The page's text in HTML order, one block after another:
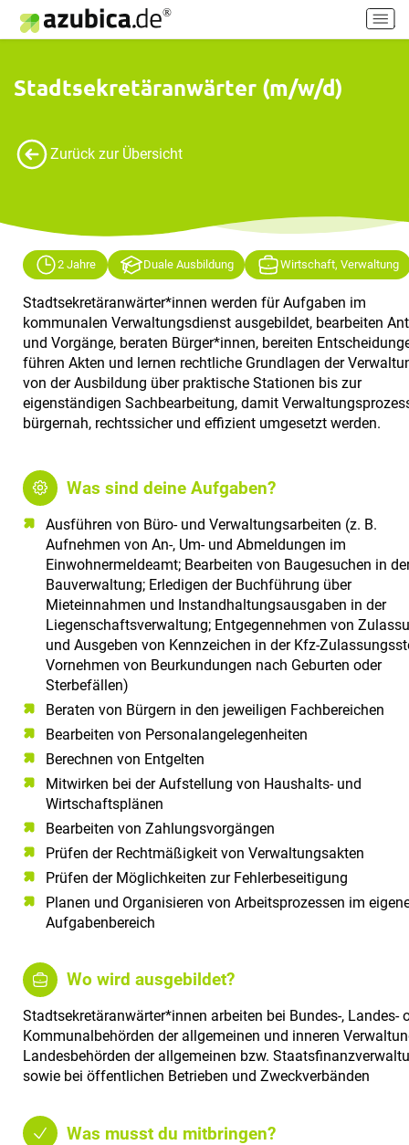
H
a
i
/
a
u
s
s
h
a
Stadtsekretäranwärter (m/w/d)
Zurück zur Übersicht
2 Jahre Duale Ausbildung Wirtschaft, Verwaltung
Stadtsekretäranwärter*innen werden für Aufgaben im
kommunalen Verwaltungsdienst ausgebildet, bearbeiten
und Vorgänge, beraten Bürger*innen, bereiten
führen Akten und lernen rechtliche Grundlagen der
von der Ausbildung über praktische Stationen bis zur
eigenständigen Sachbearbeitung, damit
bürgernah, rechtssicher und effizient umgesetzt werden.
Was sind deine Aufgaben?
Ausführen von Büro- und Verwaltungsarbeiten (z. B.
Aufnehmen von An-, Um- und Abmeldungen im
Einwohnermeldeamt; Bearbeiten von Baugesuchen in
Bauverwaltung; Erledigen der Buchführung über
Mieteinnahmen und Instandhaltungsausgaben in der
Liegenschaftsverwaltung; Entgegennehmen von
und Ausgeben von Kennzeichen in der Kfz-
Vornehmen von Beurkundungen nach Geburten oder
Sterbefällen)
Beraten von Bürgern in den jeweiligen Fachbereichen
Bearbeiten von Personalangelegenheiten
Berechnen von Entgelten
Mitwirken bei der Aufstellung von Haushalts- und
Wirtschaftsplänen
Bearbeiten von Zahlungsvorgängen
Prüfen der Rechtmäßigkeit von Verwaltungsakten
Prüfen der Möglichkeiten zur Fehlerbeseitigung
Planen und Organisieren von Arbeitsprozessen im
Aufgabenbereich
Wo wird ausgebildet?
Stadtsekretäranwärter*innen arbeiten bei Bundes-, Landes-
Kommunalbehörden der allgemeinen und inneren
Landesbehörden der allgemeinen bzw.
sowie bei öffentlichen Betrieben und Zweckverbänden
Was musst du mitbringen?